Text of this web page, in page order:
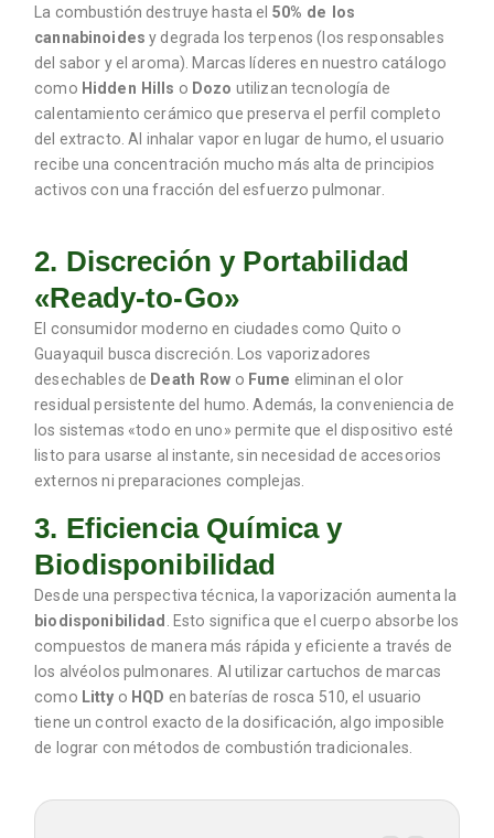
La combustión destruye hasta el 50% de los
cannabinoides y degrada los terpenos (los responsables
del sabor y el aroma). Marcas líderes en nuestro catálogo
como Hidden Hills o Dozo utilizan tecnología de
calentamiento cerámico que preserva el perfil completo
del extracto. Al inhalar vapor en lugar de humo, el usuario
recibe una concentración mucho más alta de principios
activos con una fracción del esfuerzo pulmonar.
2. Discreción y Portabilidad
«Ready-to-Go»
El consumidor moderno en ciudades como Quito o
Guayaquil busca discreción. Los vaporizadores
desechables de Death Row o Fume eliminan el olor
residual persistente del humo. Además, la conveniencia de
los sistemas «todo en uno» permite que el dispositivo esté
listo para usarse al instante, sin necesidad de accesorios
externos ni preparaciones complejas.
3. Eficiencia Química y
Biodisponibilidad
Desde una perspectiva técnica, la vaporización aumenta la
biodisponibilidad . Esto significa que el cuerpo absorbe los
compuestos de manera más rápida y eficiente a través de
los alvéolos pulmonares. Al utilizar cartuchos de marcas
como Litty o HQD en baterías de rosca 510, el usuario
tiene un control exacto de la dosificación, algo imposible
de lograr con métodos de combustión tradicionales.